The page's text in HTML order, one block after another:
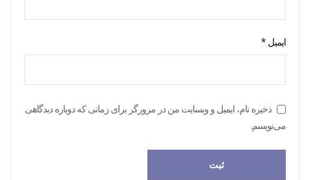
ایمیل *
ذخیره نام، ایمیل و وبسایت من در مرورگر برای زمانی که دوباره دیدگاهی
می‌نویسم.